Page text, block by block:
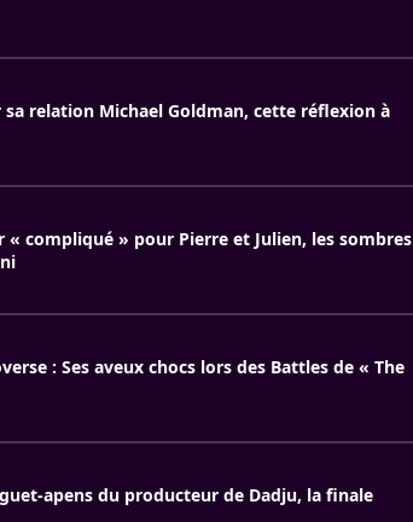
relation Michael Goldman, cette réflexion à
« compliqué » pour Pierre et Julien, les sombres
: Ses aveux chocs lors des Battles de « The
apens du producteur de Dadju, la finale